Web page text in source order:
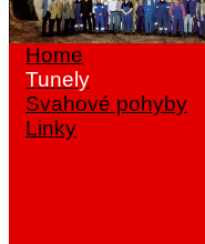
Home
Tunely
Svahové pohyby
Linky